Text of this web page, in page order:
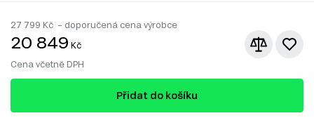
27 799 Kč – doporučená cena výrobce
20 849 Kč
Cena včetně DPH
Přidat do košíku